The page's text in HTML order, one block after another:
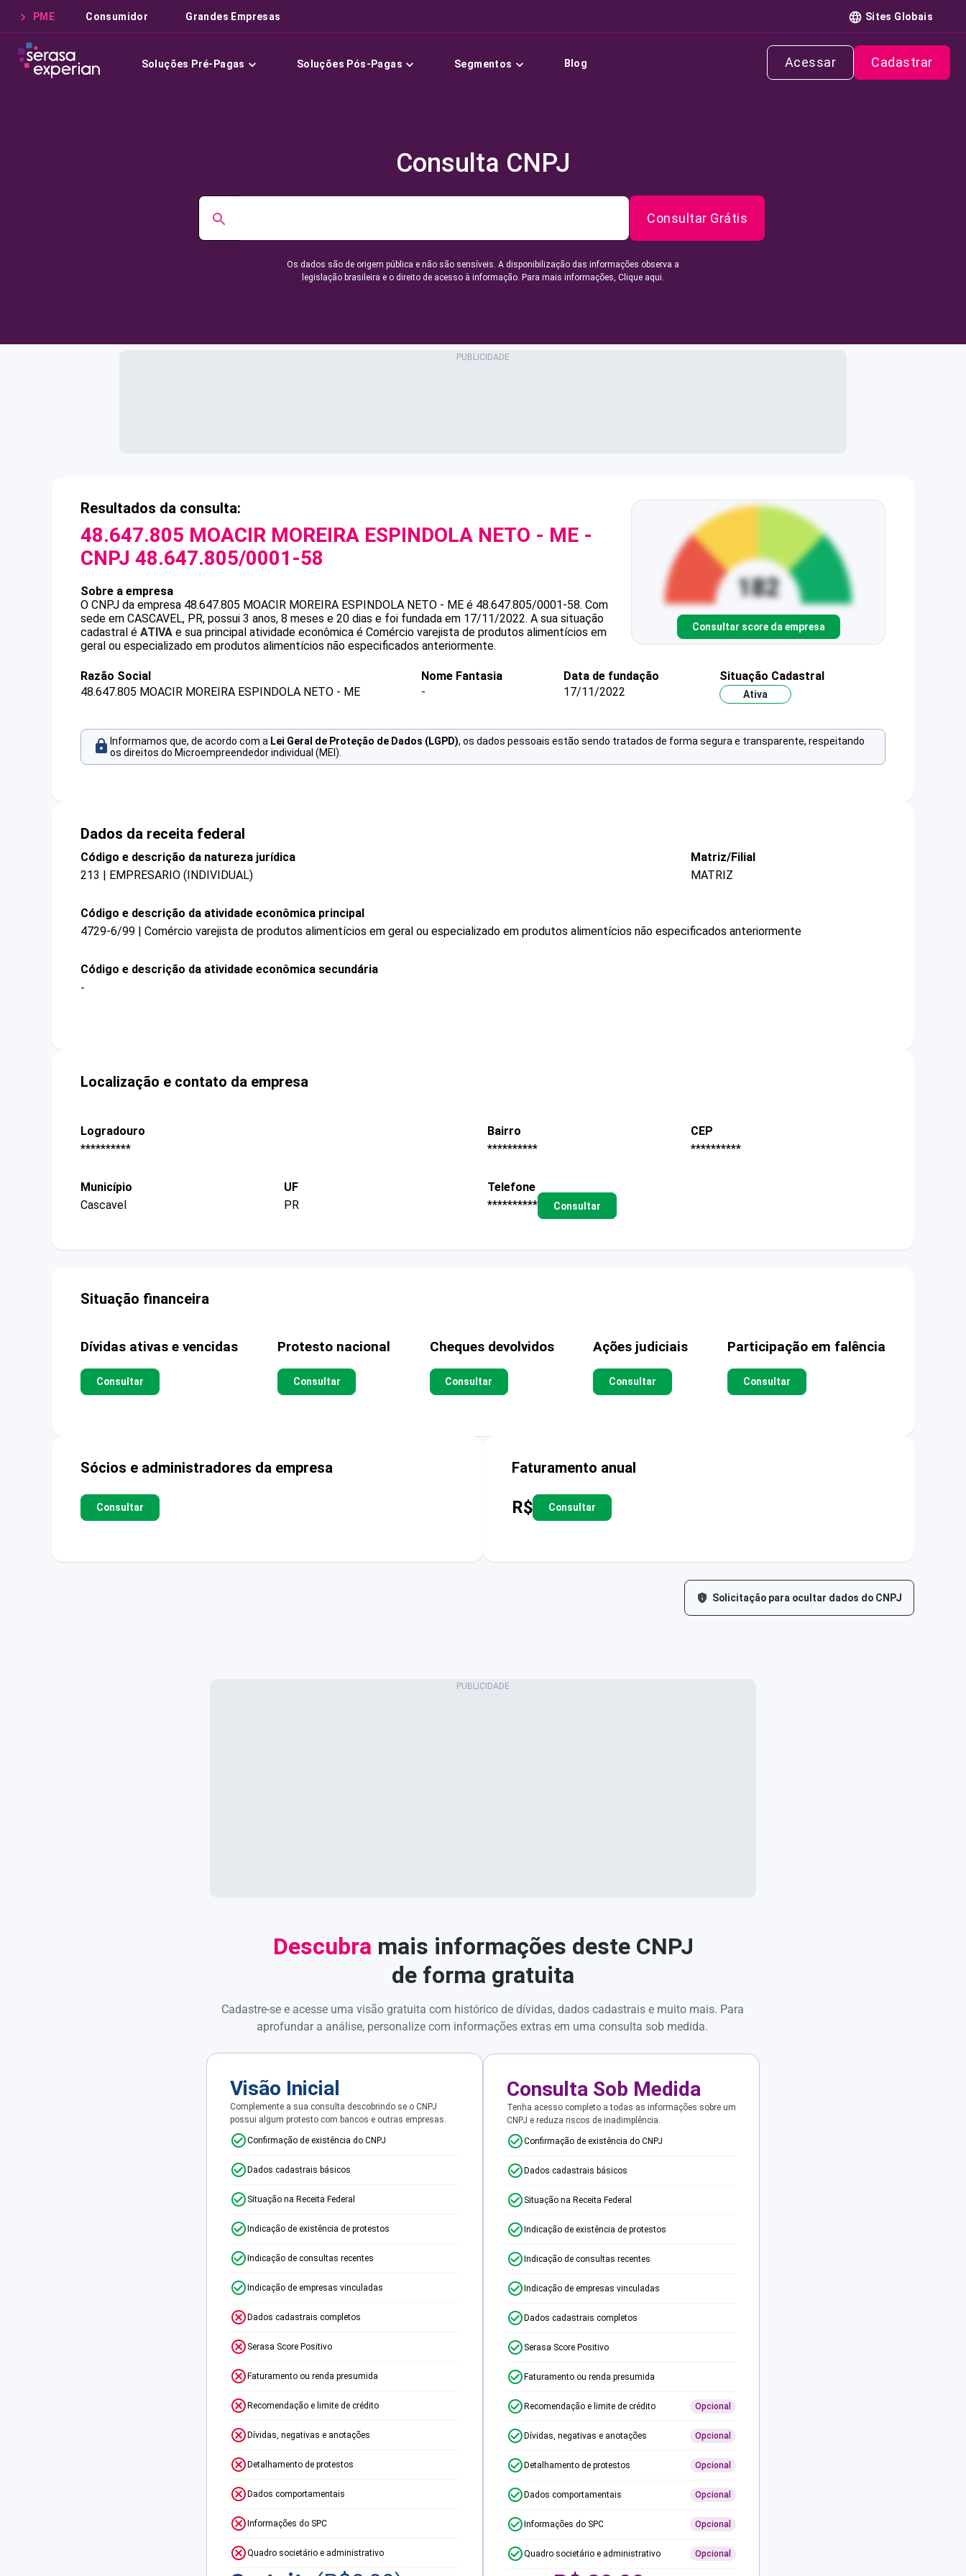
PME Consumidor Grandes Empresas Sites Globais
Soluções Pré-Pagas Soluções Pós-Pagas Segmentos Blog Acessar Cadastrar
Consulta CNPJ
Consultar Grátis
Os dados são de origem pública e não são sensíveis. A disponibilização das informações observa a
legislação brasileira e o direito de acesso à informação. Para mais informações, Clique aqui.
Resultados da consulta:
48.647.805 MOACIR MOREIRA ESPINDOLA NETO - ME -
CNPJ 48.647.805/0001-58
Sobre a empresa
O CNPJ da empresa 48.647.805 MOACIR MOREIRA ESPINDOLA NETO - ME é 48.647.805/0001-58. Com
sede em CASCAVEL, PR, possui 3 anos, 8 meses e 20 dias e foi fundada em 17/11/2022. A sua situação
cadastral é ATIVA e sua principal atividade econômica é Comércio varejista de produtos alimentícios em
geral ou especializado em produtos alimentícios não especificados anteriormente.
Consultar score da empresa
Razão Social
48.647.805 MOACIR MOREIRA ESPINDOLA NETO - ME
Nome Fantasia
-
Data de fundação
17/11/2022
Situação Cadastral
Ativa
Informamos que, de acordo com a Lei Geral de Proteção de Dados (LGPD), os dados pessoais estão sendo tratados de forma segura e transparente, respeitando
os direitos do Microempreendedor individual (MEI).
Dados da receita federal
Código e descrição da natureza jurídica
213 | EMPRESARIO (INDIVIDUAL)
Matriz/Filial
MATRIZ
Código e descrição da atividade econômica principal
4729-6/99 | Comércio varejista de produtos alimentícios em geral ou especializado em produtos alimentícios não especificados anteriormente
Código e descrição da atividade econômica secundária
-
Localização e contato da empresa
Logradouro
**********
Bairro
**********
CEP
**********
Município
Cascavel
UF
PR
Telefone
**********
Consultar
Situação financeira
Dívidas ativas e vencidas
Consultar
Protesto nacional
Consultar
Cheques devolvidos
Consultar
Ações judiciais
Consultar
Participação em falência
Consultar
Sócios e administradores da empresa
Consultar
Faturamento anual
R$ Consultar
Solicitação para ocultar dados do CNPJ
Descubra mais informações deste CNPJ
de forma gratuita
Cadastre-se e acesse uma visão gratuita com histórico de dívidas, dados cadastrais e muito mais. Para
aprofundar a análise, personalize com informações extras em uma consulta sob medida.
Visão Inicial
Complemente a sua consulta descobrindo se o CNPJ
possui algum protesto com bancos e outras empresas.
Confirmação de existência do CNPJ
Dados cadastrais básicos
Situação na Receita Federal
Indicação de existência de protestos
Indicação de consultas recentes
Indicação de empresas vinculadas
Dados cadastrais completos
Serasa Score Positivo
Faturamento ou renda presumida
Recomendação e limite de crédito
Dívidas, negativas e anotações
Detalhamento de protestos
Dados comportamentais
Informações do SPC
Quadro societário e administrativo
Consulta Sob Medida
Tenha acesso completo a todas as informações sobre um
CNPJ e reduza riscos de inadimplência.
Confirmação de existência do CNPJ
Dados cadastrais básicos
Situação na Receita Federal
Indicação de existência de protestos
Indicação de consultas recentes
Indicação de empresas vinculadas
Dados cadastrais completos
Serasa Score Positivo
Faturamento ou renda presumida
Recomendação e limite de crédito Opcional
Dívidas, negativas e anotações Opcional
Detalhamento de protestos Opcional
Dados comportamentais Opcional
Informações do SPC Opcional
Quadro societário e administrativo Opcional